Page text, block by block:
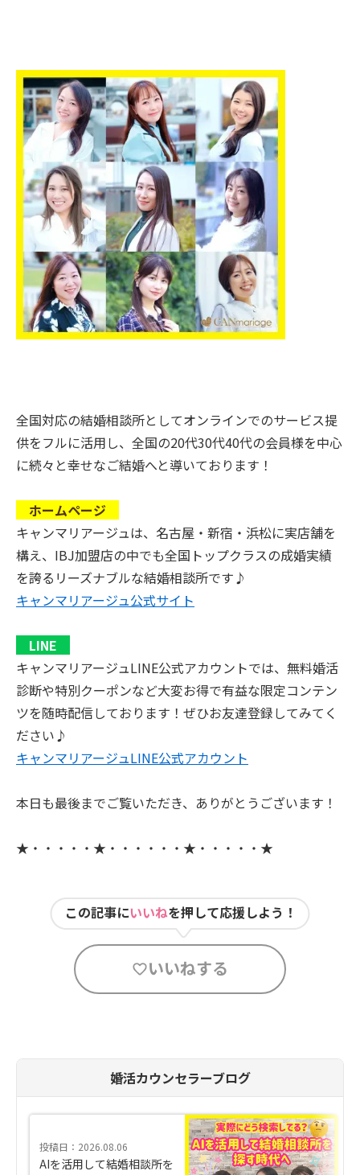
全国対応の結婚相談所としてオンラインでのサービス提
供をフルに活用し、全国の20代30代40代の会員様を中心
に続々と幸せなご結婚へと導いております！
ホームページ
キャンマリアージュは、名古屋・新宿・浜松に実店舗を
構え、IBJ加盟店の中でも全国トップクラスの成婚実績
を誇るリーズナブルな結婚相談所です♪
キャンマリアージュ公式サイト
LINE
キャンマリアージュLINE公式アカウントでは、無料婚活
診断や特別クーポンなど大変お得で有益な限定コンテン
ツを随時配信しております！ぜひお友達登録してみてく
ださい♪
キャンマリアージュLINE公式アカウント
本日も最後までご覧いただき、ありがとうございます！
★・・・・・★・・・・・・★・・・・・★
この記事にいいねを押して応援しよう！
いいねする
婚活カウンセラーブログ
投稿日：2026.08.06
AIを活用して結婚相談所を